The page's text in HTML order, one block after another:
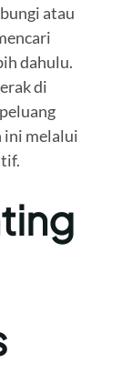
atau
dahulu.
di
ini melalui